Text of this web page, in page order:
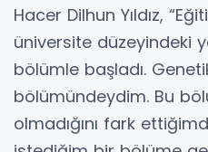
Hacer Dilhun Yıldız,
üniversite düzeyindeki
bölümle başladı.
bölümündeydim. Bu
olmadığını fark